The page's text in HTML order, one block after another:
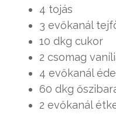
4 tojás
3 evőkanál
10 dkg cukor
2 csomag
4 evőkanál
60 dkg
2 evőkanál